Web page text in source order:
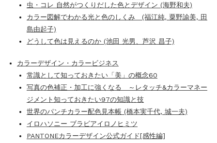
虫・コレ 自然がつくりだした色とデザイン (海野和夫)
カラー図解でわかる光と色のしくみ (福江純, 粟野諭美, 田
島由起子)
どうして色は見えるのか (池田 光男、芦沢 昌子)
カラーデザイン・カラービジネス
常識として知っておきたい「美」の概念60
写真の色補正・加工に強くなる ～レタッチ&カラーマネー
ジメント知っておきたい97の知識と技
世界のパンチカラー配色見本帳 (橋本実千代, 城一夫)
イロハソニー ブラビアイロノヒミツ
PANTONEカラーデザイン公式ガイド[感性編]